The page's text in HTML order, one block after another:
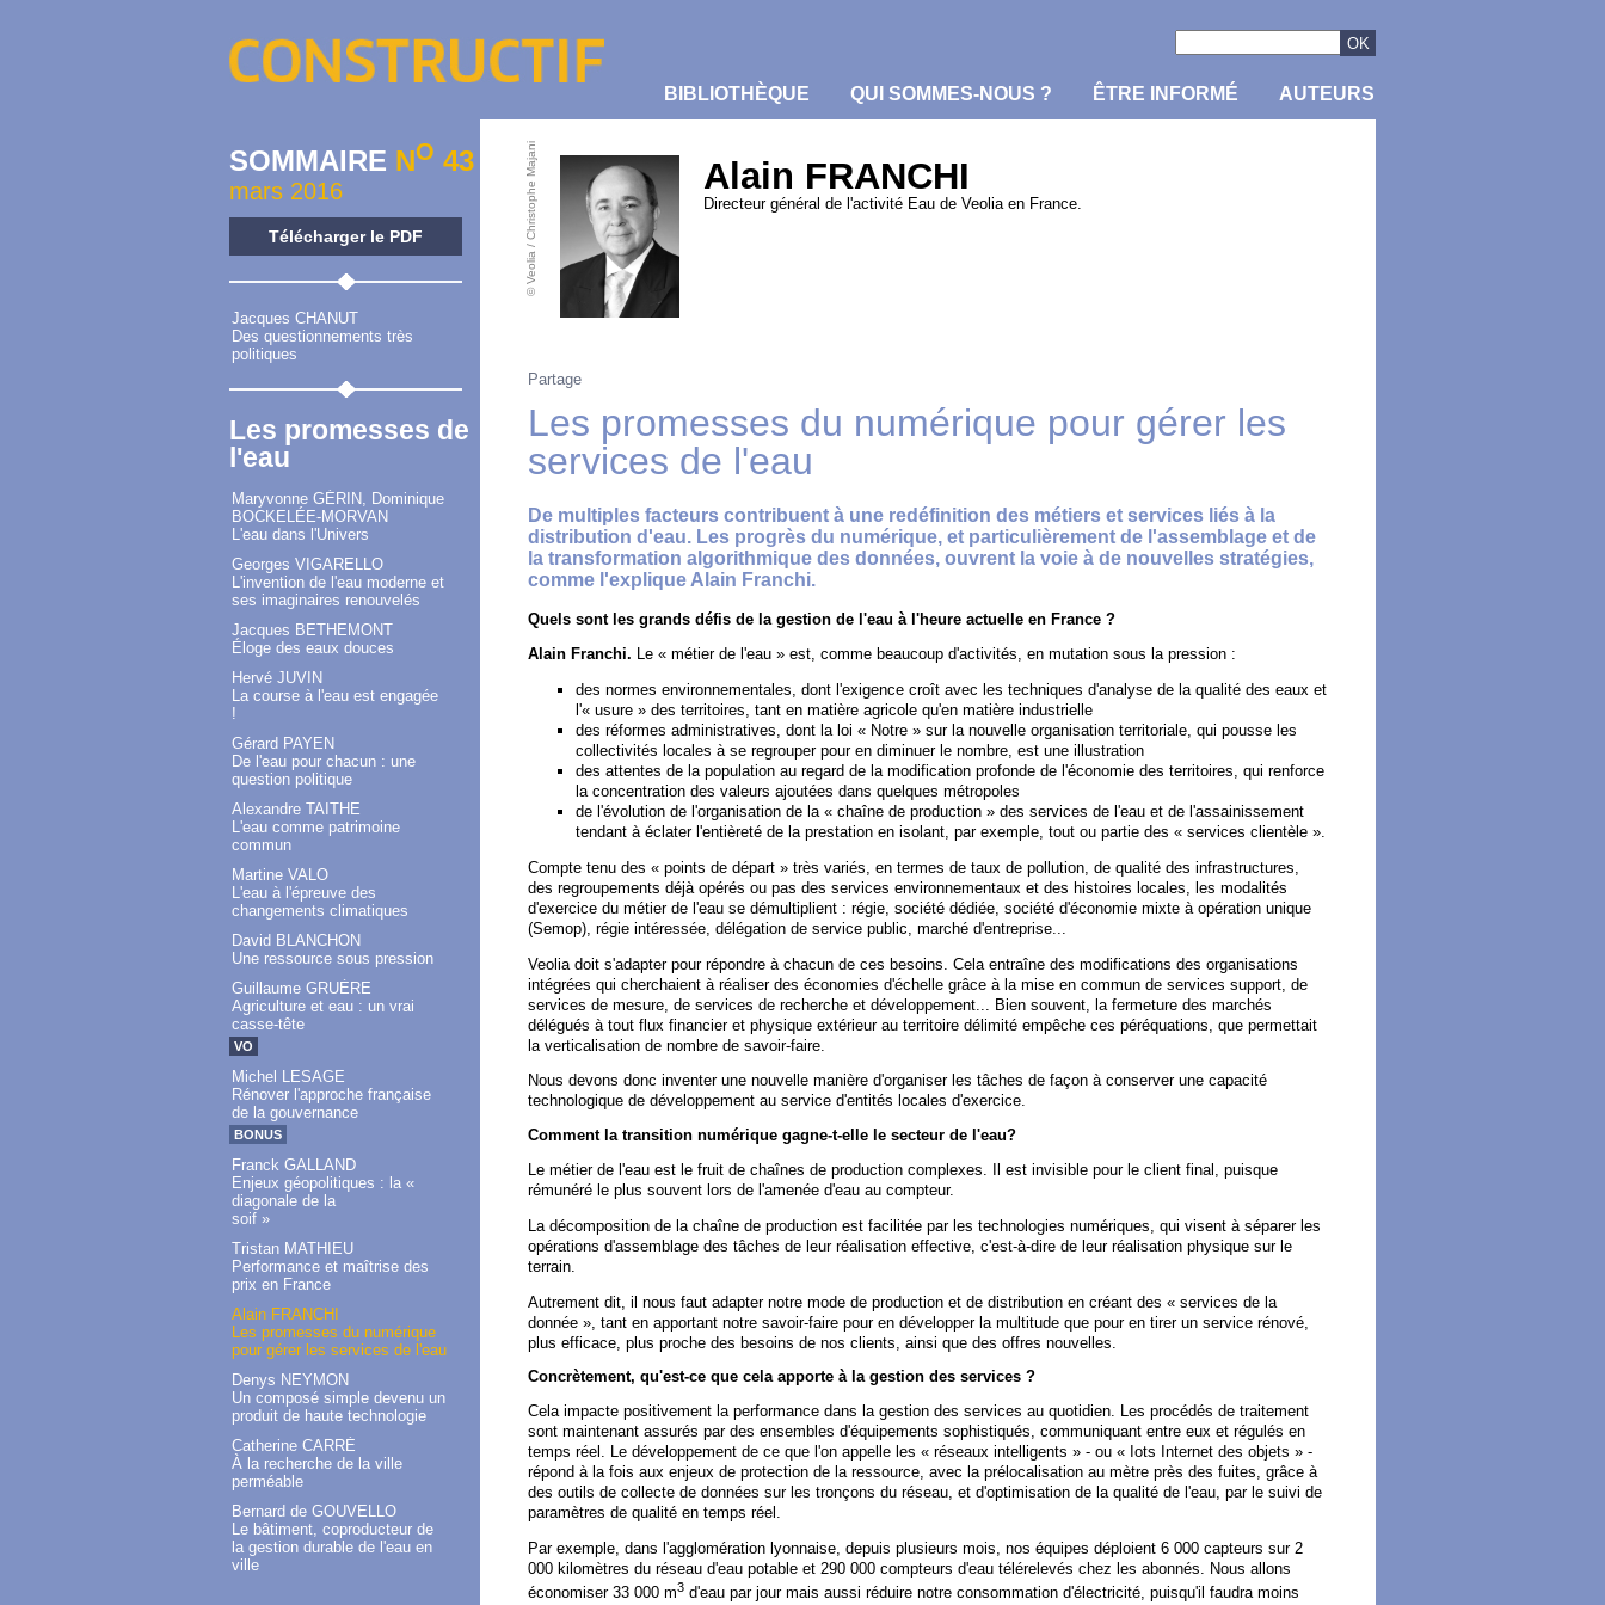
BIBLIOTHÈQUE QUI SOMMES-NOUS ? ÊTRE INFORMÉ AUTEURS
SOMMAIRE NO 43
mars 2016
Télécharger le PDF
Jacques CHANUT
Des questionnements très
politiques
Les promesses de
l'eau
Maryvonne GÉRIN, Dominique
BOCKELÉE-MORVAN
L'eau dans l'Univers
Georges VIGARELLO
L'invention de l'eau moderne et
ses imaginaires renouvelés
Jacques BETHEMONT
Éloge des eaux douces
Hervé JUVIN
La course à l'eau est engagée
!
Gérard PAYEN
De l'eau pour chacun : une
question politique
Alexandre TAITHE
L'eau comme patrimoine
commun
Martine VALO
L'eau à l'épreuve des
changements climatiques
David BLANCHON
Une ressource sous pression
Guillaume GRUÈRE
Agriculture et eau : un vrai
casse-tête
VO
Michel LESAGE
Rénover l'approche française
de la gouvernance
BONUS
Franck GALLAND
Enjeux géopolitiques : la «
diagonale de la
soif »
Tristan MATHIEU
Performance et maîtrise des
prix en France
Alain FRANCHI
Les promesses du numérique
pour gérer les services de l'eau
Denys NEYMON
Un composé simple devenu un
produit de haute technologie
Catherine CARRÉ
À la recherche de la ville
perméable
Bernard de GOUVELLO
Le bâtiment, coproducteur de
la gestion durable de l'eau en
ville
© Veolia / Christophe Majani Alain FRANCHI
Directeur général de l'activité Eau de Veolia en France.
Partage
Les promesses du numérique pour gérer les
services de l'eau
De multiples facteurs contribuent à une redéfinition des métiers et services liés à la
distribution d'eau. Les progrès du numérique, et particulièrement de l'assemblage et de
la transformation algorithmique des données, ouvrent la voie à de nouvelles stratégies,
comme l'explique Alain Franchi.
Quels sont les grands défis de la gestion de l'eau à l'heure actuelle en France ?
Alain Franchi. Le « métier de l'eau » est, comme beaucoup d'activités, en mutation sous la pression :
des normes environnementales, dont l'exigence croît avec les techniques d'analyse de la qualité des eaux et
l'« usure » des territoires, tant en matière agricole qu'en matière industrielle
des réformes administratives, dont la loi « Notre » sur la nouvelle organisation territoriale, qui pousse les
collectivités locales à se regrouper pour en diminuer le nombre, est une illustration
des attentes de la population au regard de la modification profonde de l'économie des territoires, qui renforce
la concentration des valeurs ajoutées dans quelques métropoles
de l'évolution de l'organisation de la « chaîne de production » des services de l'eau et de l'assainissement
tendant à éclater l'entièreté de la prestation en isolant, par exemple, tout ou partie des « services clientèle ».
Compte tenu des « points de départ » très variés, en termes de taux de pollution, de qualité des infrastructures,
des regroupements déjà opérés ou pas des services environnementaux et des histoires locales, les modalités
d'exercice du métier de l'eau se démultiplient : régie, société dédiée, société d'économie mixte à opération unique
(Semop), régie intéressée, délégation de service public, marché d'entreprise...
Veolia doit s'adapter pour répondre à chacun de ces besoins. Cela entraîne des modifications des organisations
intégrées qui cherchaient à réaliser des économies d'échelle grâce à la mise en commun de services support, de
services de mesure, de services de recherche et développement... Bien souvent, la fermeture des marchés
délégués à tout flux financier et physique extérieur au territoire délimité empêche ces péréquations, que permettait
la verticalisation de nombre de savoir-faire.
Nous devons donc inventer une nouvelle manière d'organiser les tâches de façon à conserver une capacité
technologique de développement au service d'entités locales d'exercice.
Comment la transition numérique gagne-t-elle le secteur de l'eau?
Le métier de l'eau est le fruit de chaînes de production complexes. Il est invisible pour le client final, puisque
rémunéré le plus souvent lors de l'amenée d'eau au compteur.
La décomposition de la chaîne de production est facilitée par les technologies numériques, qui visent à séparer les
opérations d'assemblage des tâches de leur réalisation effective, c'est-à-dire de leur réalisation physique sur le
terrain.
Autrement dit, il nous faut adapter notre mode de production et de distribution en créant des « services de la
donnée », tant en apportant notre savoir-faire pour en développer la multitude que pour en tirer un service rénové,
plus efficace, plus proche des besoins de nos clients, ainsi que des offres nouvelles.
Concrètement, qu'est-ce que cela apporte à la gestion des services ?
Cela impacte positivement la performance dans la gestion des services au quotidien. Les procédés de traitement
sont maintenant assurés par des ensembles d'équipements sophistiqués, communiquant entre eux et régulés en
temps réel. Le développement de ce que l'on appelle les « réseaux intelligents » - ou « Iots Internet des objets » -
répond à la fois aux enjeux de protection de la ressource, avec la prélocalisation au mètre près des fuites, grâce à
des outils de collecte de données sur les tronçons du réseau, et d'optimisation de la qualité de l'eau, par le suivi de
paramètres de qualité en temps réel.
Par exemple, dans l'agglomération lyonnaise, depuis plusieurs mois, nos équipes déploient 6 000 capteurs sur 2
000 kilomètres du réseau d'eau potable et 290 000 compteurs d'eau télérelevés chez les abonnés. Nous allons
économiser 33 000 m3 d'eau par jour mais aussi réduire notre consommation d'électricité, puisqu'il faudra moins